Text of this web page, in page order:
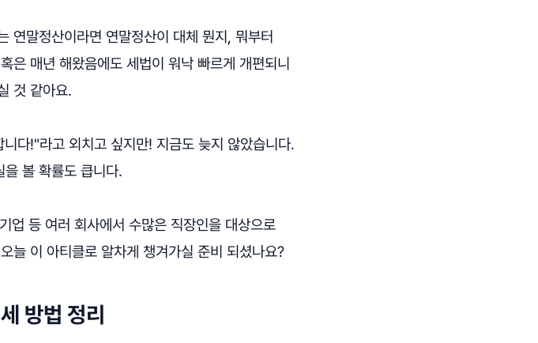
연말정산이라면 연말정산이 대체 뭔지, 뭐부터
은 매년 해왔음에도 세법이 워낙 빠르게 개편되니
것 같아요.
다!"라고 외치고 싶지만! 지금도 늦지 않았습니다.
볼 확률도 큽니다.
업 등 여러 회사에서 수많은 직장인을 대상으로
늘 이 아티클로 알차게 챙겨가실 준비 되셨나요?
방법 정리